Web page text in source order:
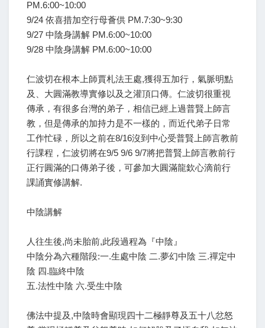
PM.6:00~10:00
9/24 依喜措加空行母薈供 PM.7:30~9:30
9/27 中陰身講解 PM.6:00~10:00
9/28 中陰身講解 PM.6:00~10:00
仁波切在根本上師賈札法王處,獲得五加行，氣脈明點
及、大圓滿教導實修以及之灌頂口傳。仁波切很重視
傳承，有很多台灣的弟子，相信已經上過普賢上師言
教，但是傳承的加持力是不一樣的，而近代弟子日常
工作忙碌，所以之前在8/16沒到中心受普賢上師言教前
行課程，仁波切將在9/5 9/6 9/7將把普賢上師言教前行
正行圓滿的口傳弟子後，可參加大圓滿龍欽心滴前行
課誦實修講解.
中陰講解
人往生後,尚未胎前,此段過程為『中陰』
中陰分為六種階段:一.生處中陰 二.夢幻中陰 三.禪定中
陰 四.臨終中陰
五.法性中陰 六.受生中陰
佛法中提及,中陰時會顯現四十二極靜尊及五十八忿怒